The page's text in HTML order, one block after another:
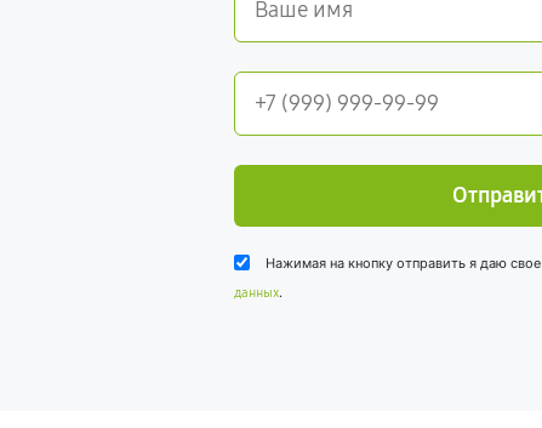
Нажимая на кнопку отправить я даю
данных.